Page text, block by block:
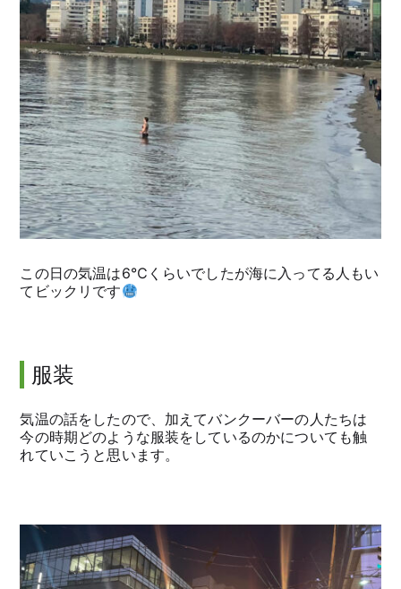
この日の気温は6℃くらいでしたが海に入ってる人もい
てビックリです
服装
気温の話をしたので、加えてバンクーバーの人たちは
今の時期どのような服装をしているのかについても触
れていこうと思います。